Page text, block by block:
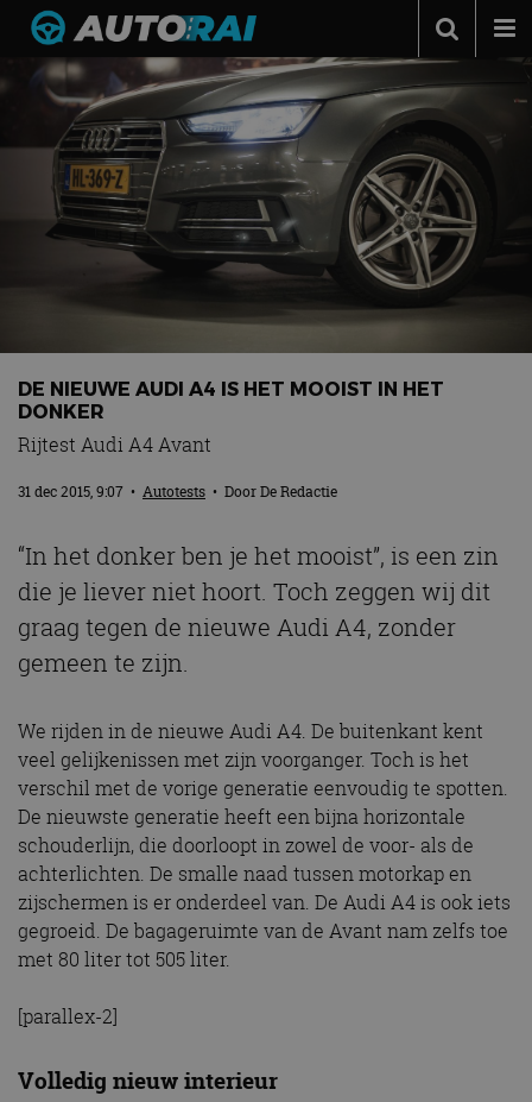
Autonieuws
Podcast
Autotests
Automerken
Adverteren
Contact
MotorRAI.nl
DE NIEUWE AUDI A4 IS HET MOOIST IN HET
DONKER
Rijtest Audi A4 Avant
31 dec 2015, 9:07 • Autotests • DoorDe Redactie
“In het donker ben je het mooist”, is een zin
die je liever niet hoort. Toch zeggen wij dit
graag tegen de nieuwe Audi A4, zonder
gemeen te zijn.
We rijden in de nieuwe Audi A4. De buitenkant kent
veel gelijkenissen met zijn voorganger. Toch is het
verschil met de vorige generatie eenvoudig te spotten.
De nieuwste generatie heeft een bijna horizontale
schouderlijn, die doorloopt in zowel de voor- als de
achterlichten. De smalle naad tussen motorkap en
zijschermen is er onderdeel van. De Audi A4 is ook iets
gegroeid. De bagageruimte van de Avant nam zelfs toe
met 80 liter tot 505 liter.
[parallex-2]
Volledig nieuw interieur